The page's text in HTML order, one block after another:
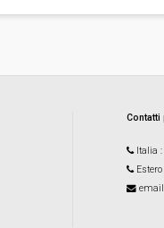
Italia
Estero
email